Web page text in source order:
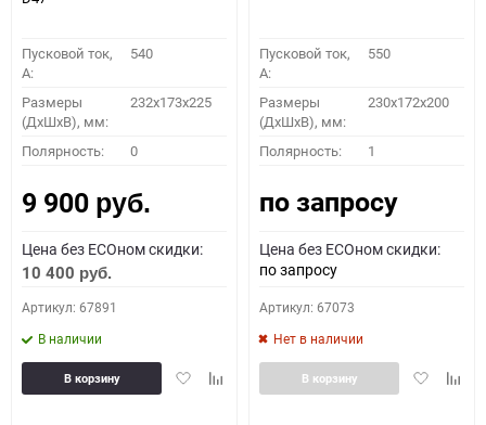
Пусковой ток,
A:
540
Размеры
(ДхШхВ), мм:
232x173x225
Полярность: 0
9 900 руб.
Цена без ECOном скидки:
10 400 руб.
Артикул: 67891
В наличии
ДобавитьДобавить
В корзину
Пусковой ток,
A:
550
Размеры
(ДхШхВ), мм:
230x172x200
Полярность: 1
по запросу
Цена без ECOном скидки:
по запросу
Артикул: 67073
Нет в наличии
Добавить
В корзину